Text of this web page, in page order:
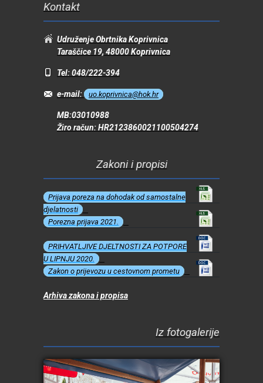
Kontakt
Udruženje Obrtnika Koprivnica
Taraščice 19, 48000 Koprivnica
Tel: 048/222-394
e-mail: uo.koprivnica@hok.hr
MB:03010988
Žiro račun: HR2123860021100504274
Zakoni i propisi
Prijava poreza na dohodak od samostalne
djelatnosti
Porezna prijava 2021.
PRIHVATLJIVE DJELTNOSTI ZA POTPORE
U LIPNJU 2020.
Zakon o prijevozu u cestovnom prometu
Arhiva zakona i propisa
Iz fotogalerije